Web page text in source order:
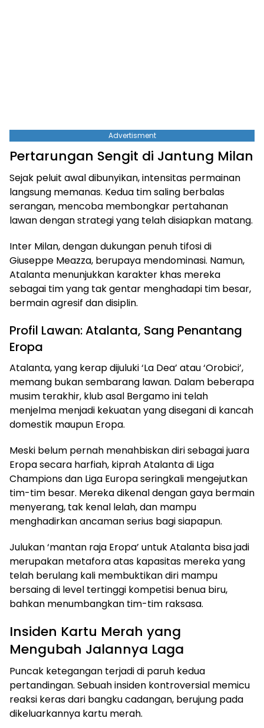
Advertisment
Pertarungan Sengit di Jantung Milan
Sejak peluit awal dibunyikan, intensitas permainan
langsung memanas. Kedua tim saling berbalas
serangan, mencoba membongkar pertahanan
lawan dengan strategi yang telah disiapkan matang.
Inter Milan, dengan dukungan penuh tifosi di
Giuseppe Meazza, berupaya mendominasi. Namun,
Atalanta menunjukkan karakter khas mereka
sebagai tim yang tak gentar menghadapi tim besar,
bermain agresif dan disiplin.
Profil Lawan: Atalanta, Sang Penantang
Eropa
Atalanta, yang kerap dijuluki ‘La Dea’ atau ‘Orobici’,
memang bukan sembarang lawan. Dalam beberapa
musim terakhir, klub asal Bergamo ini telah
menjelma menjadi kekuatan yang disegani di kancah
domestik maupun Eropa.
Meski belum pernah menahbiskan diri sebagai juara
Eropa secara harfiah, kiprah Atalanta di Liga
Champions dan Liga Europa seringkali mengejutkan
tim-tim besar. Mereka dikenal dengan gaya bermain
menyerang, tak kenal lelah, dan mampu
menghadirkan ancaman serius bagi siapapun.
Julukan ‘mantan raja Eropa’ untuk Atalanta bisa jadi
merupakan metafora atas kapasitas mereka yang
telah berulang kali membuktikan diri mampu
bersaing di level tertinggi kompetisi benua biru,
bahkan menumbangkan tim-tim raksasa.
Insiden Kartu Merah yang
Mengubah Jalannya Laga
Puncak ketegangan terjadi di paruh kedua
pertandingan. Sebuah insiden kontroversial memicu
reaksi keras dari bangku cadangan, berujung pada
dikeluarkannya kartu merah.